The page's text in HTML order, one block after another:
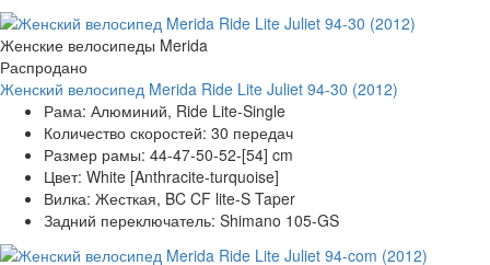
Женские велосипеды Merida
Распродано
Женский велосипед Merida Ride Lite Juliet 94-30 (2012)
Рама: Алюминий, Ride Lite-Single
Количество скоростей: 30 передач
Размер рамы: 44-47-50-52-[54] cm
Цвет: White [Anthracite-turquoise]
Вилка: Жесткая, BC CF lite-S Taper
Задний переключатель: Shimano 105-GS